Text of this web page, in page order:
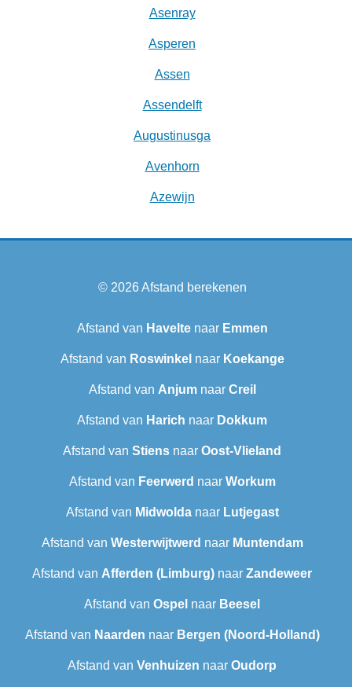
Asenray
Asperen
Assen
Assendelft
Augustinusga
Avenhorn
Azewijn
© 2026Afstand berekenen
Afstand van Haveltenaar Emmen
Afstand van Roswinkel naar Koekange
Afstand van Anjumnaar Creil
Afstand van Harich naar Dokkum
Afstand van Stiens naar Oost-Vlieland
Afstand van Feerwerd naar Workum
Afstand van Midwoldanaar Lutjegast
Afstand van Westerwijtwerd naar Muntendam
Afstand van Afferden (Limburg) naar Zandeweer
Afstand van Ospel naar Beesel
Afstand van Naarden naar Bergen (Noord-Holland)
Afstand van Venhuizen naar Oudorp